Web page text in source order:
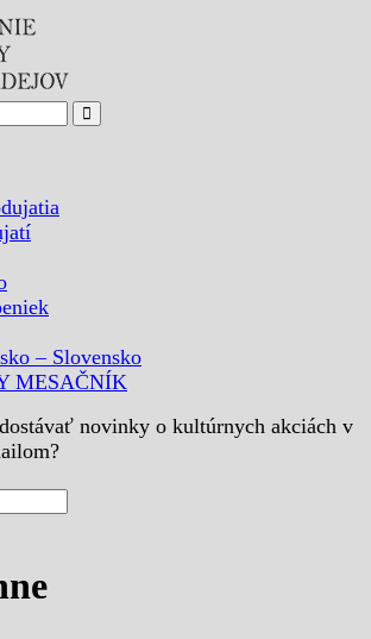
– Slovensko
MESAČNÍK
novinky o kultúrnych akciách v